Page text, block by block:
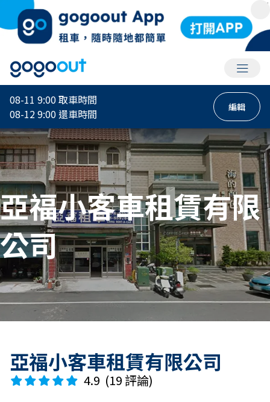
會員選
08-11 9:00取車時間
08-12 9:00還車時間 編輯
亞福小客車租賃有限
公司
亞福小客車租賃有限公司
4.9 (19 評論)